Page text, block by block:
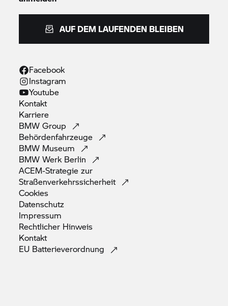
AUF DEM LAUFENDEN BLEIBEN
Facebook
Instagram
Youtube
Kontakt
Karriere
BMWGroup
Behördenfahrzeuge
BMW Museum
BMW Werk Berlin
ACEM-Strategie zur
Straßenverkehrssicherheit
Cookies
Datenschutz
Impressum
Rechtlicher Hinweis
Kontakt
EU Batterieverordnung